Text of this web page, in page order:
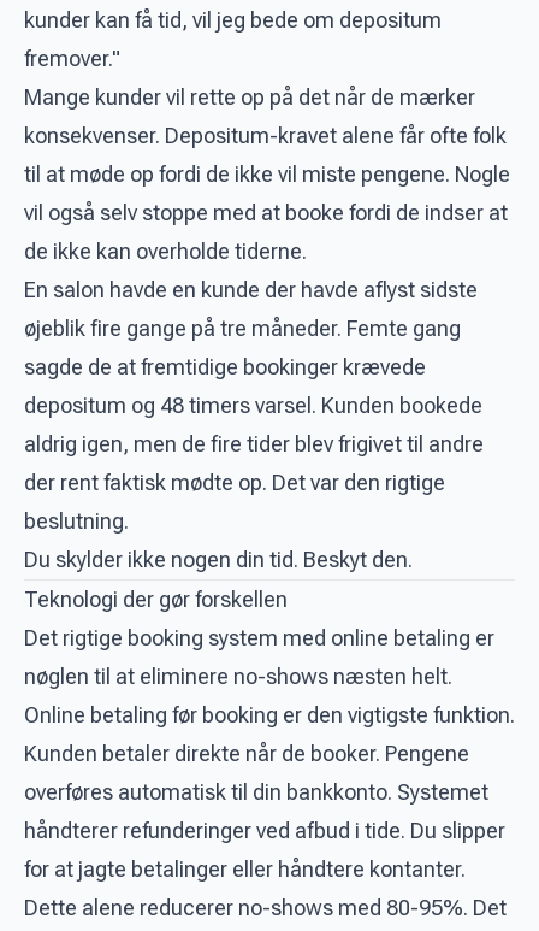
kunder kan få tid, vil jeg bede om depositum
fremover."
Mange kunder vil rette op på det når de mærker
konsekvenser. Depositum-kravet alene får ofte folk
til at møde op fordi de ikke vil miste pengene. Nogle
vil også selv stoppe med at booke fordi de indser at
de ikke kan overholde tiderne.
En salon havde en kunde der havde aflyst sidste
øjeblik fire gange på tre måneder. Femte gang
sagde de at fremtidige bookinger krævede
depositum og 48 timers varsel. Kunden bookede
aldrig igen, men de fire tider blev frigivet til andre
der rent faktisk mødte op. Det var den rigtige
beslutning.
Du skylder ikke nogen din tid. Beskyt den.
Teknologi der gør forskellen
Det rigtige booking system med online betaling er
nøglen til at eliminere no-shows næsten helt.
Online betaling før booking er den vigtigste funktion.
Kunden betaler direkte når de booker. Pengene
overføres automatisk til din bankkonto. Systemet
håndterer refunderinger ved afbud i tide. Du slipper
for at jagte betalinger eller håndtere kontanter.
Dette alene reducerer no-shows med 80-95%. Det